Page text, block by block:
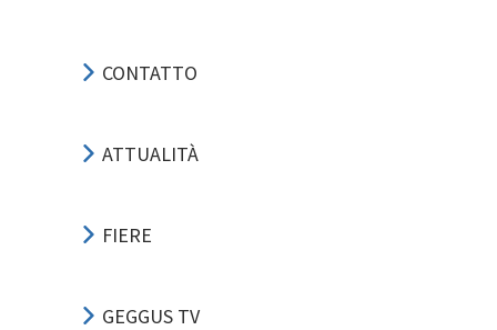
CONTATTO
ATTUALITÀ
FIERE
GEGGUS TV